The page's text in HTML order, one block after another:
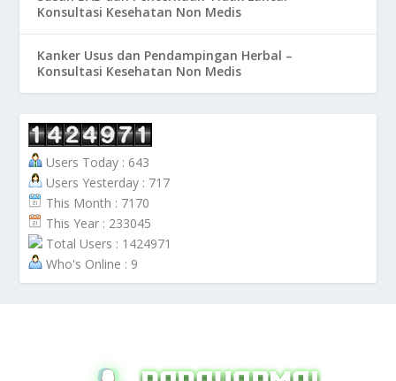
Konsultasi Kesehatan Non Medis
Kanker Usus dan Pendampingan Herbal –
Konsultasi Kesehatan Non Medis
Users Today : 643
Users Yesterday : 717
This Month : 7170
This Year : 233045
Total Users : 1424971
Who's Online : 9